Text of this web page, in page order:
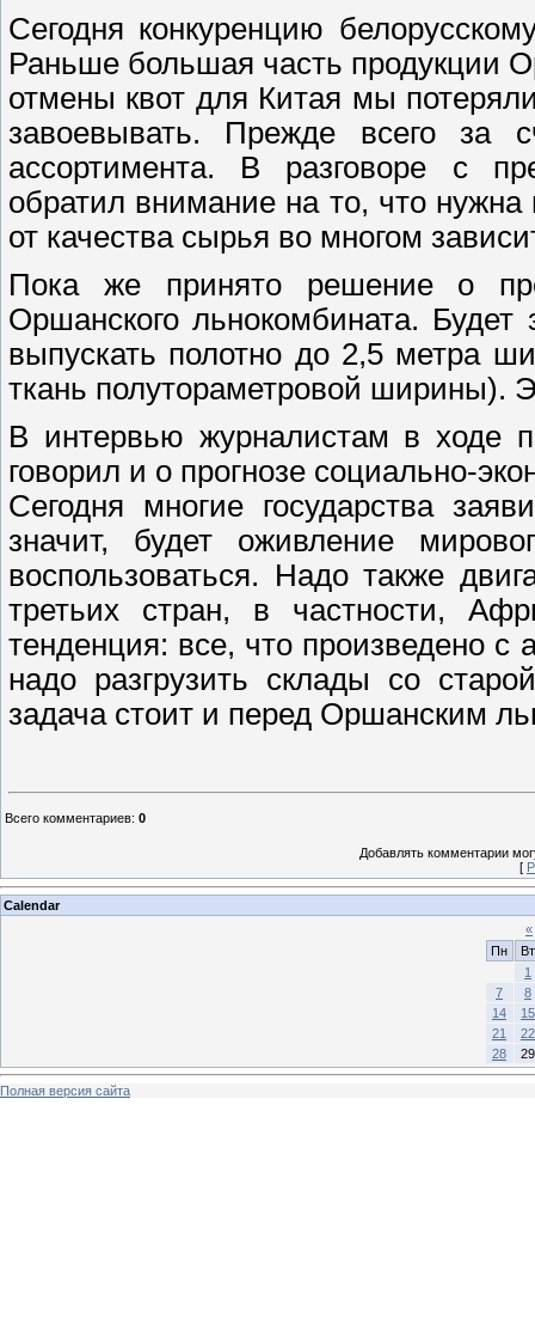
Сегодня конкуренцию
Раньше большая часть продукции
отмены квот для Китая мы
завоевывать. Прежде всего за
ассортимента. В разговоре с
обратил внимание на то, что
от качества сырья во многом
Пока же принято решение о
Оршанского льнокомбината. Будет
выпускать полотно до 2,5 метра
ткань полутораметровой ширины).
В интервью журналистам в ходе
говорил и о прогнозе социально-
Сегодня многие государства
значит, будет оживление
воспользоваться. Надо также
третьих стран, в частности,
тенденция: все, что произведено
надо разгрузить склады со
задача стоит и перед Оршанским
Всего комментариев: 0
Добавлять комментарии
[
Calendar
«
Пн
Вт
1
7
8
14
15
21
22
28
29
Полная версия сайта